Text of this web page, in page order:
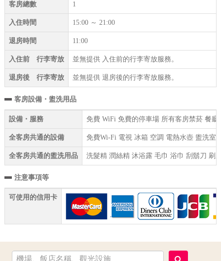
客房總數 1
入住時間 15:00 ～ 21:00
退房時間 11:00
入住前 行李寄放 並無提供 入住前的行李寄放服務。
退房後 行李寄放 並無提供 退房後的行李寄放服務。
客房設備・盥洗用品
設備・服務 免費 WiFi 免費的停車場 所有客房禁菸 餐
全客房共通的設備 免費Wi-Fi 電視 冰箱 空調 電熱水壺 盥洗室
全客房共通的盥洗用品 洗髮精 潤絲精 沐浴露 毛巾 浴巾 刮鬍刀 刷
注意事項等
可使用的信用卡